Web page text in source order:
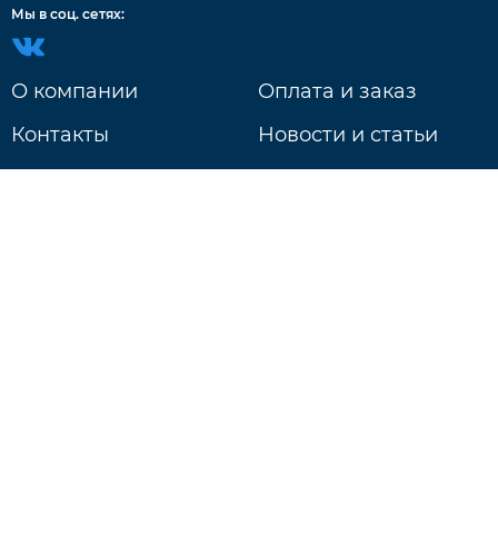
Мы в соц. сетях:
О компании
Контакты
Оплата и заказ
Новости и статьи